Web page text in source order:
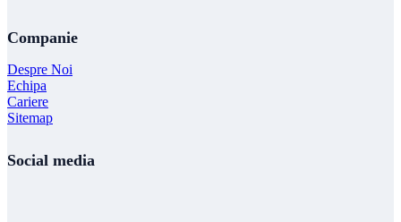
Companie
Despre Noi
Echipa
Cariere
Sitemap
Social media